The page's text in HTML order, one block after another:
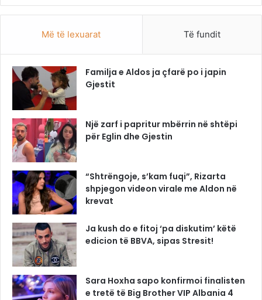
Më të lexuarat Të fundit
Familja e Aldos ja çfarë po i japin
Gjestit
Një zarf i papritur mbërrin në shtëpi
për Eglin dhe Gjestin
“Shtrëngoje, s’kam fuqi”, Rizarta
shpjegon videon virale me Aldon në
krevat
Ja kush do e fitoj ‘pa diskutim’ këtë
edicion të BBVA, sipas Stresit!
Sara Hoxha sapo konfirmoi finalisten
e tretë të Big Brother VIP Albania 4